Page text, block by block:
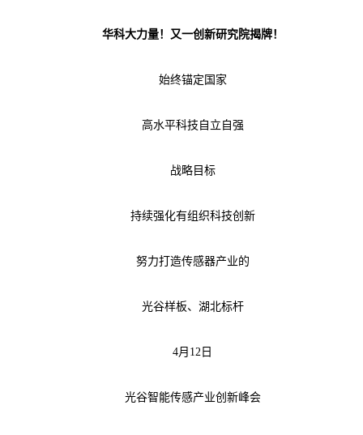
华科大力量！又一创新研究院揭牌！
始终锚定国家
高水平科技自立自强
战略目标
持续强化有组织科技创新
努力打造传感器产业的
光谷样板、湖北标杆
4月12日
光谷智能传感产业创新峰会